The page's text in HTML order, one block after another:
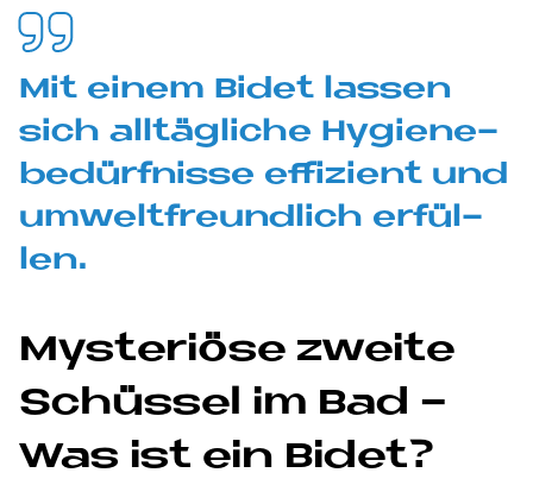
Mit ei­nem Bi­det las­sen
sich all­täg­li­che Hy­gie­ne­
be­dürf­nis­se ef­fi­zi­ent und
um­welt­freund­lich er­fül­
len.
My­ste­riö­se zweite
Schüs­sel im Bad -
Was ist ein Bi­det?